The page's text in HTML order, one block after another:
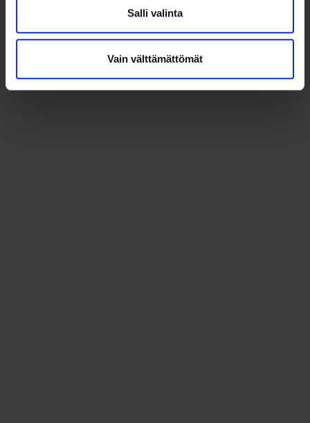
Salli valinta
Vain välttämättömät